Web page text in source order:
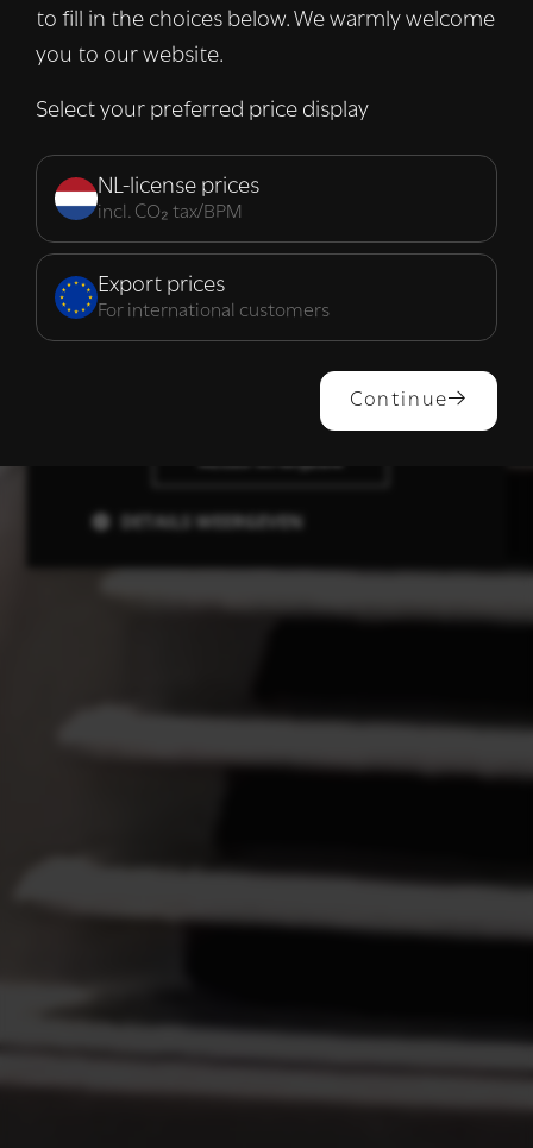
to fill in the choices below. We warmly welcome
you to our website.
Select your preferred price display
NL-license prices
incl. CO₂ tax/BPM
Export prices
For international customers
Continue
die deze kunnen combineren met andere
informatie die u aan hen heeft verstrekt of
van hun diensten. Lees verder
Strikt
noodzakelijk
Prestatie Targeting
ALLES ACCEPTEREN
DETAILS WEERGEVEN